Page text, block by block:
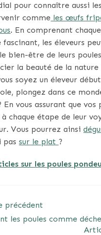
pour connaître aussi
comme les œufs
. En comprenant
fascinant, les éleveurs
bien-être de leurs
la beauté de la nature
soyez un éleveur
plongez dans ce
vous assurant que vos
chaque étape de leur
Vous pourrez ainsi
passur le plat ?
sur les poules
précédent
les poules comme